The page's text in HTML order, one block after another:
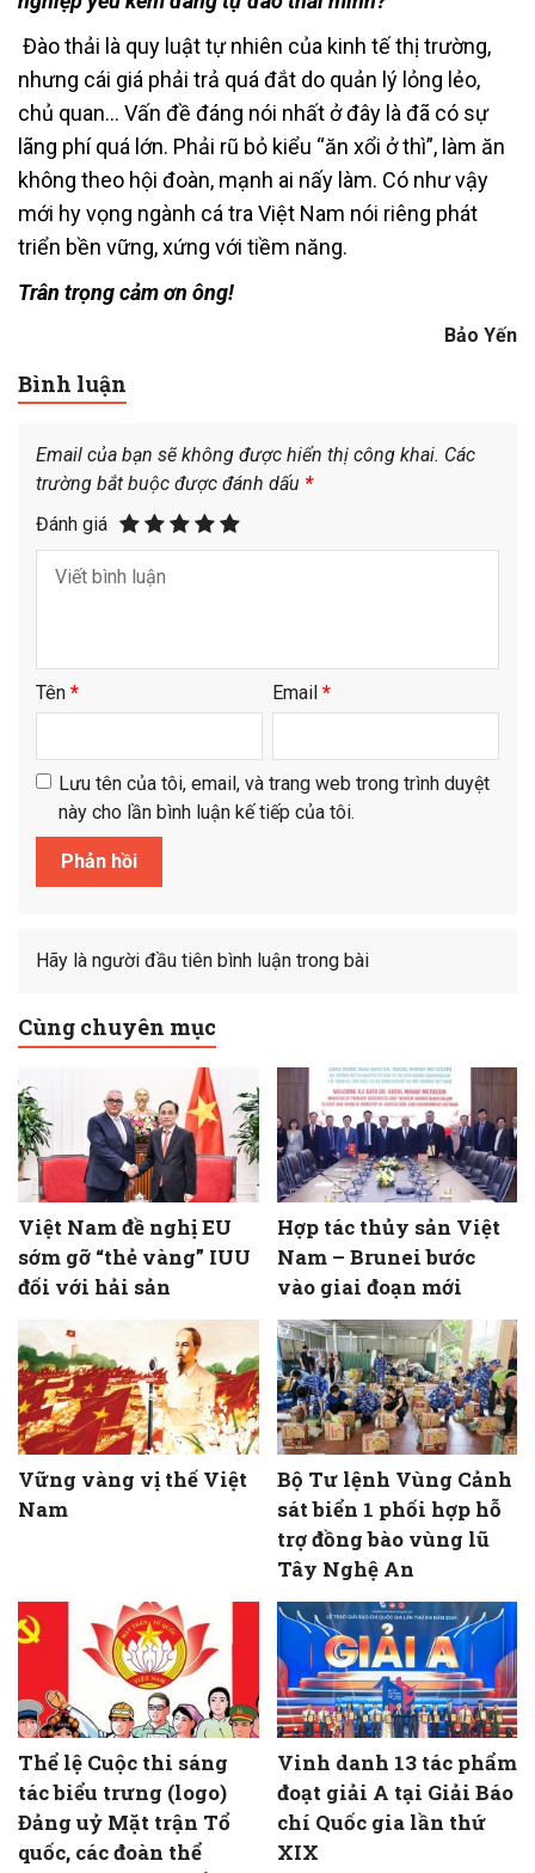
Đào thải là quy luật tự nhiên của kinh tế thị trường,
nhưng cái giá phải trả quá đắt do quản lý lỏng lẻo,
chủ quan… Vấn đề đáng nói nhất ở đây là đã có sự
lãng phí quá lớn. Phải rũ bỏ kiểu “ăn xổi ở thì”, làm ăn
không theo hội đoàn, mạnh ai nấy làm. Có như vậy
mới hy vọng ngành cá tra Việt Nam nói riêng phát
triển bền vững, xứng với tiềm năng.
Trân trọng cảm ơn ông!
Bảo Yến
Bình luận
Email của bạn sẽ không được hiển thị công khai. Các
trường bắt buộc được đánh dấu *
Đánh giá
Tên * Email *
Lưu tên của tôi, email, và trang web trong trình duyệt
này cho lần bình luận kế tiếp của tôi.
Hãy là người đầu tiên bình luận trong bài
Cùng chuyên mục
Việt Nam đề nghị EU
sớm gỡ “thẻ vàng” IUU
đối với hải sản
Hợp tác thủy sản Việt
Nam – Brunei bước
vào giai đoạn mới
Vững vàng vị thế Việt
Nam
Bộ Tư lệnh Vùng Cảnh
sát biển 1 phối hợp hỗ
trợ đồng bào vùng lũ
Tây Nghệ An
Thể lệ Cuộc thi sáng
tác biểu trưng (logo)
Đảng uỷ Mặt trận Tổ
quốc, các đoàn thể
Vinh danh 13 tác phẩm
đoạt giải A tại Giải Báo
chí Quốc gia lần thứ
XIX